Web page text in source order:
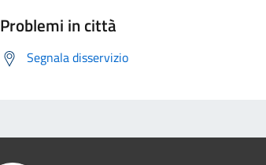
Problemi in città
Segnala disservizio